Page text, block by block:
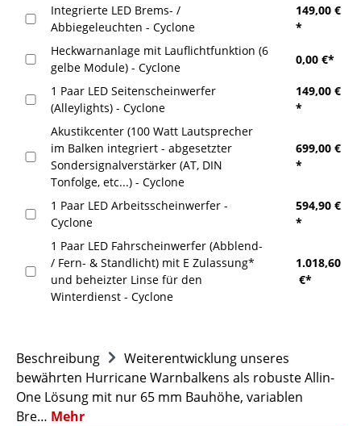
Integrierte LED Brems- /
Abbiegeleuchten - Cyclone
149,00 €
*
Heckwarnanlage mit Lauflichtfunktion (6
gelbe Module) - Cyclone
0,00 €*
1 Paar LED Seitenscheinwerfer
(Alleylights) - Cyclone
149,00 €
*
Akustikcenter (100 Watt Lautsprecher
im Balken integriert - abgesetzter
Sondersignalverstärker (AT, DIN
Tonfolge, etc...) - Cyclone
699,00 €
*
1 Paar LED Arbeitsscheinwerfer -
Cyclone
594,90 €
*
1 Paar LED Fahrscheinwerfer (Abblend-
/ Fern- & Standlicht) mit E Zulassung*
und beheizter Linse für den
Winterdienst - Cyclone
1.018,60
€*
Beschreibung
Weiterentwicklung unseres
bewährten Hurricane Warnbalkens als robuste Allin-
One Lösung mit nur 65 mm Bauhöhe, variablen
Bre… Mehr